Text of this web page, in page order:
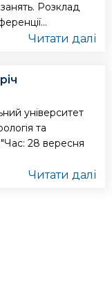
Розклад
Читати далі
університет
та
28 вересня
Читати далі